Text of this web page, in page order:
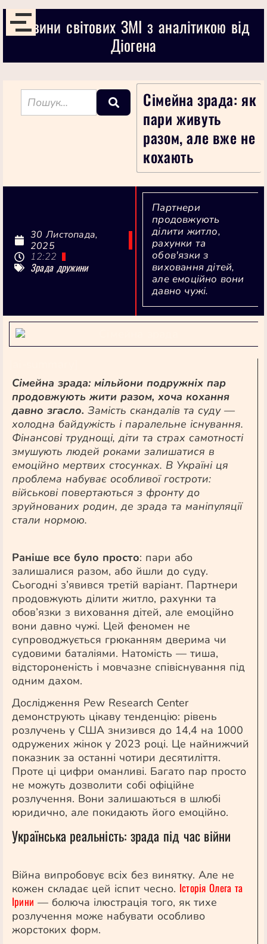
Новини світових ЗМІ з аналітикою від
Діогена
Сімейна зрада: як
пари живуть
разом, але вже не
кохають
Партнери
продовжують
ділити житло,
рахунки та
обов'язки з
виховання дітей,
але емоційно вони
давно чужі.
30 Листопада,
2025
12:22
Зрада дружини
Сімейна зрада: мільйони подружніх пар
продовжують жити разом, хоча кохання
давно згасло. Замість скандалів та суду —
холодна байдужість і паралельне існування.
Фінансові труднощі, діти та страх самотності
змушують людей роками залишатися в
емоційно мертвих стосунках. В Україні ця
проблема набуває особливої гостроти:
військові повертаються з фронту до
зруйнованих родин, де зрада та маніпуляції
стали нормою.
Раніше все було просто: пари або
залишалися разом, або йшли до суду.
Сьогодні з’явився третій варіант. Партнери
продовжують ділити житло, рахунки та
обов’язки з виховання дітей, але емоційно
вони давно чужі. Цей феномен не
супроводжується грюканням дверима чи
судовими баталіями. Натомість — тиша,
відстороненість і мовчазне співіснування під
одним дахом.
Дослідження Pew Research Center
демонструють цікаву тенденцію: рівень
розлучень у США знизився до 14,4 на 1000
одружених жінок у 2023 році. Це найнижчий
показник за останні чотири десятиліття.
Проте ці цифри оманливі. Багато пар просто
не можуть дозволити собі офіційне
розлучення. Вони залишаються в шлюбі
юридично, але покидають його емоційно.
Українська реальність: зрада під час війни
Війна випробовує всіх без винятку. Але не
кожен складає цей іспит чесно. Історія Олега та
Ірини — болюча ілюстрація того, як тихе
розлучення може набувати особливо
жорстоких форм.